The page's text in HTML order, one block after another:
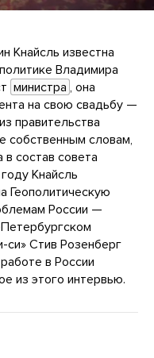
Кнайсль известна
Владимира
министра , она
на свою свадьбу —
правительства
собственным словам,
в состав совета
Кнайсль
Геополитическую
России —
си» Стив Розенберг
в России
из этого интервью.